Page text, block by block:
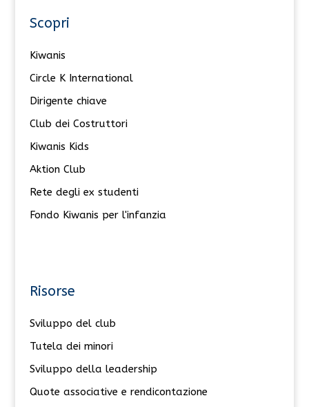
Scopri
Kiwanis
Circle K International
Dirigente chiave
Club dei Costruttori
Kiwanis Kids
Aktion Club
Rete degli ex studenti
Fondo Kiwanis per l'infanzia
Risorse
Sviluppo del club
Tutela dei minori
Sviluppo della leadership
Quote associative e rendicontazione